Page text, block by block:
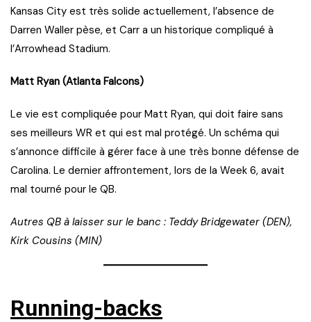
Kansas City est très solide actuellement, l’absence de
Darren Waller pèse, et Carr a un historique compliqué à
l’Arrowhead Stadium.
Matt Ryan (Atlanta Falcons)
Le vie est compliquée pour Matt Ryan, qui doit faire sans
ses meilleurs WR et qui est mal protégé. Un schéma qui
s’annonce difficile à gérer face à une très bonne défense de
Carolina. Le dernier affrontement, lors de la Week 6, avait
mal tourné pour le QB.
Autres QB à laisser sur le banc : Teddy Bridgewater (DEN),
Kirk Cousins (MIN)
Running-backs